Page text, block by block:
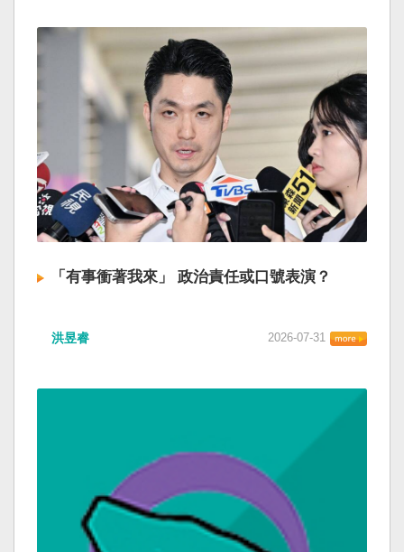
「有事衝著我來」 政治責任或口號表演？
洪昱睿 2026-07-31